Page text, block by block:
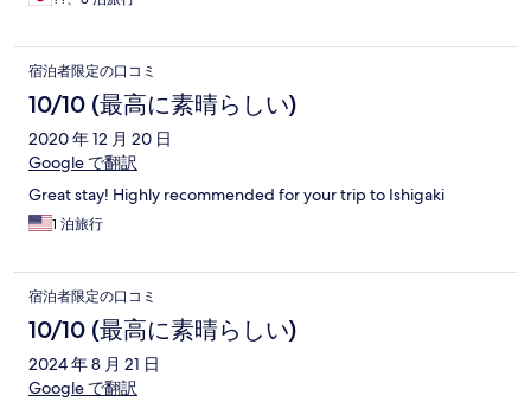
宿泊者限定の口コミ
10/10 (最高に素晴らしい)
2020 年 12 月 20 日
Google で翻訳
Great stay! Highly recommended for your trip to Ishigaki
1 泊旅行
宿泊者限定の口コミ
10/10 (最高に素晴らしい)
2024 年 8 月 21 日
Google で翻訳